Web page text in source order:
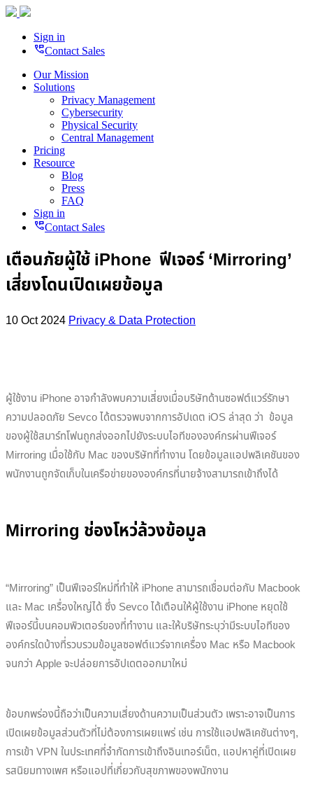
Sign in
perm_phone_msgContact Sales
Our Mission
Solutions
Privacy Management
Cybersecurity
Physical Security
Central Management
Pricing
Resource
Blog
Press
FAQ
Sign in
perm_phone_msgContact Sales
เตือนภัยผู้ใช้ iPhone ฟีเจอร์ ‘Mirroring’
เสี่ยงโดนเปิดเผยข้อมูล
10 Oct 2024Privacy & Data Protection
ผู้ใช้งาน iPhone อาจกำลังพบความเสี่ยงเมื่อบริษัทด้านซอฟต์แวร์รักษา
ความปลอดภัย Sevco ได้ตรวจพบจากการอัปเดต iOS ล่าสุด ว่า ข้อมูล
ของผู้ใช้สมาร์ทโฟนถูกส่งออกไปยังระบบไอทีขององค์กรผ่านฟีเจอร์
Mirroring เมื่อใช้กับ Mac ของบริษัทที่ทำงาน โดยข้อมูลแอปพลิเคชันของ
พนักงานถูกจัดเก็บในเครือข่ายขององค์กรที่นายจ้างสามารถเข้าถึงได้
Mirroring ช่องโหว่ล้วงข้อมูล
“Mirroring” เป็นฟีเจอร์ใหม่ที่ทำให้ iPhone สามารถเชื่อมต่อกับ Macbook
และ Mac เครื่องใหญ่ได้ ซึ่ง Sevco ได้เตือนให้ผู้ใช้งาน iPhone หยุดใช้
ฟีเจอร์นี้บนคอมพิวเตอร์ของที่ทำงาน และให้บริษัทระบุว่ามีระบบไอทีของ
องค์กรใดบ้างที่รวบรวมข้อมูลซอฟต์แวร์จากเครื่อง Mac หรือ Macbook
จนกว่า Apple จะปล่อยการอัปเดตออกมาใหม่
ข้อบกพร่องนี้ถือว่าเป็นความเสี่ยงด้านความเป็นส่วนตัว เพราะอาจเป็นการ
เปิดเผยข้อมูลส่วนตัวที่ไม่ต้องการเผยแพร่ เช่น การใช้แอปพลิเคชันต่างๆ,
การเข้า VPN ในประเทศที่จำกัดการเข้าถึงอินเทอร์เน็ต, แอปหาคู่ที่เปิดเผย
รสนิยมทางเพศ หรือแอปที่เกี่ยวกับสุขภาพของพนักงาน